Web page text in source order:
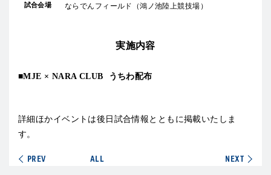
試合会場 ならでんフィールド（鴻ノ池陸上競技場）
実施内容
■MJE × NARA CLUB うちわ配布
詳細ほかイベントは後日試合情報とともに掲載いたしま
す。
PREV ALL NEXT